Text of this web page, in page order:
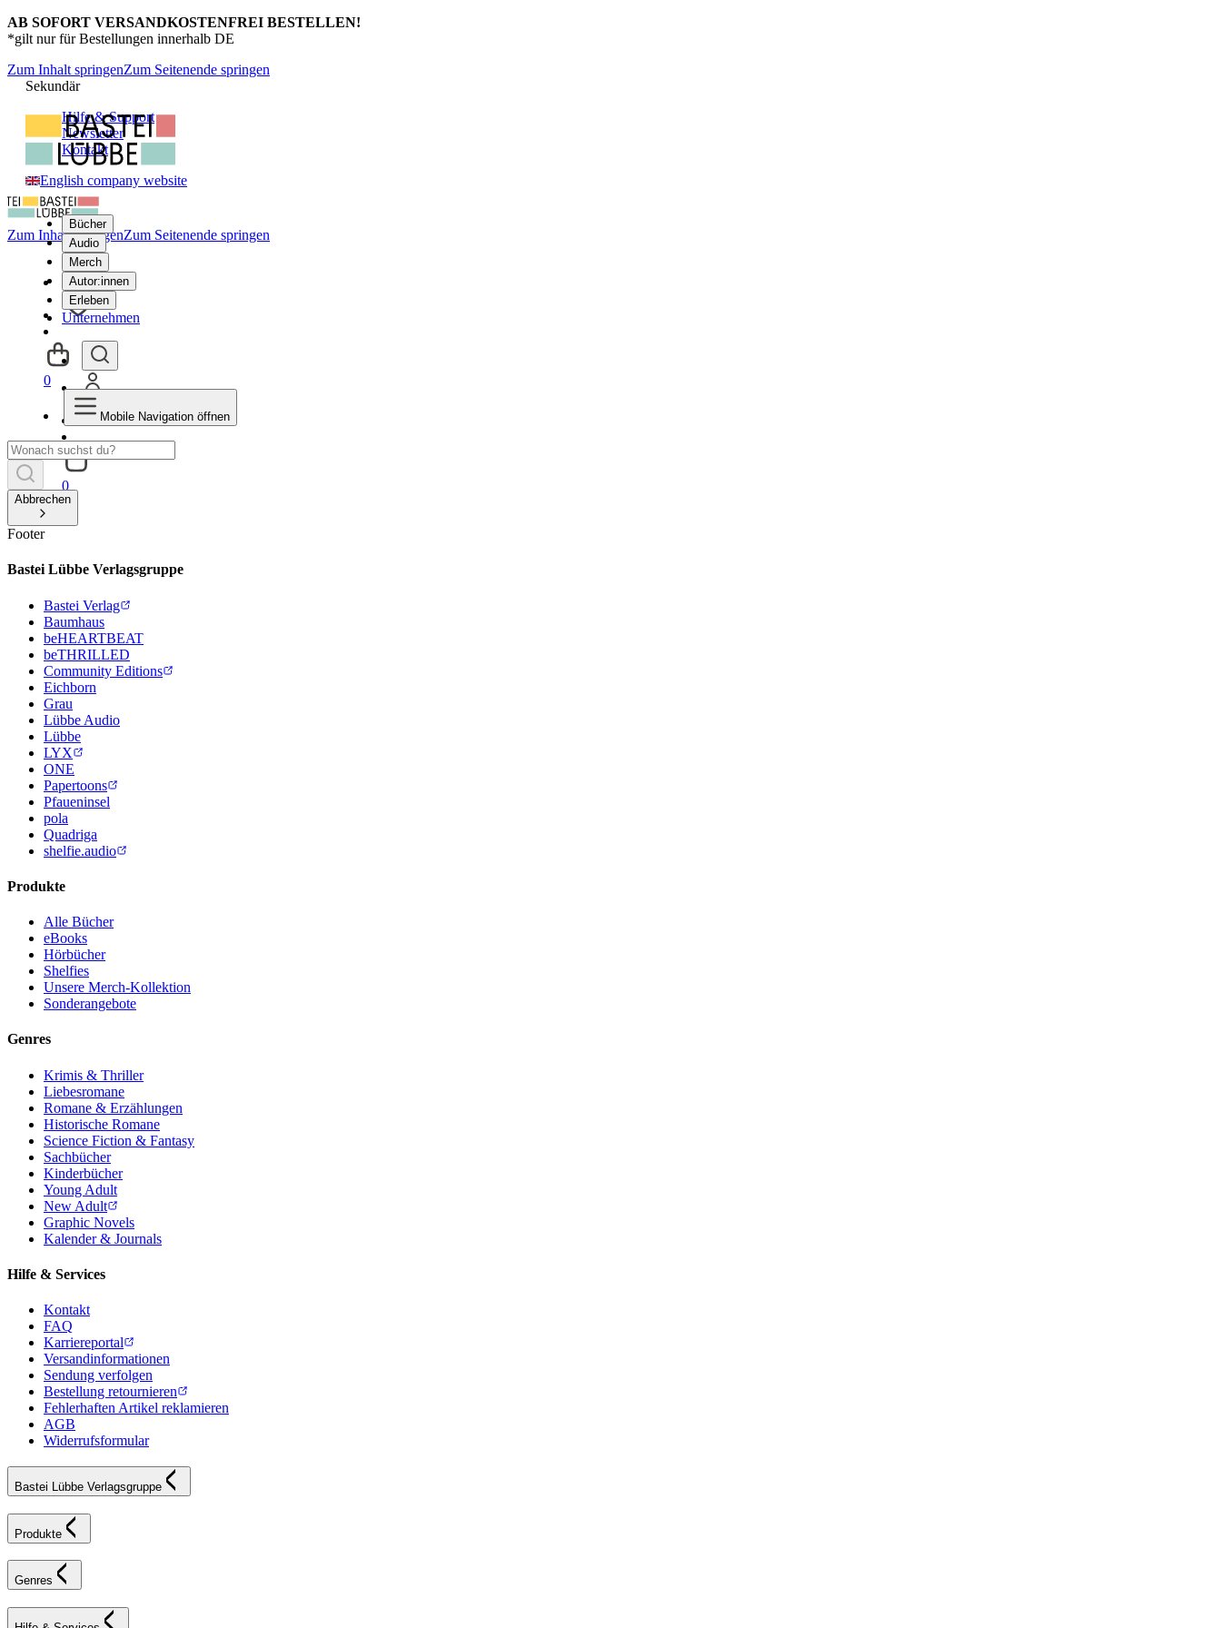
AB SOFORT VERSANDKOSTENFREI BESTELLEN!
*gilt nur für Bestellungen innerhalb DE
Zum Inhalt springenZum Seitenende springen
Sekundär
Hilfe & Support
Newsletter
Kontakt
English company website
Bücher
Audio
Merch
Autor:innen
Erleben
Unternehmen
0
Zum Inhalt springenZum Seitenende springen
0
Mobile Navigation öffnen
Abbrechen
Footer
Bastei Lübbe Verlagsgruppe
Bastei Verlag
Baumhaus
beHEARTBEAT
beTHRILLED
Community Editions
Eichborn
Grau
Lübbe Audio
Lübbe
LYX
ONE
Papertoons
Pfaueninsel
pola
Quadriga
shelfie.audio
Produkte
Alle Bücher
eBooks
Hörbücher
Shelfies
Unsere Merch-Kollektion
Sonderangebote
Genres
Krimis & Thriller
Liebesromane
Romane & Erzählungen
Historische Romane
Science Fiction & Fantasy
Sachbücher
Kinderbücher
Young Adult
New Adult
Graphic Novels
Kalender & Journals
Hilfe & Services
Kontakt
FAQ
Karriereportal
Versandinformationen
Sendung verfolgen
Bestellung retournieren
Fehlerhaften Artikel reklamieren
AGB
Widerrufsformular
Bastei Lübbe Verlagsgruppe
Produkte
Genres